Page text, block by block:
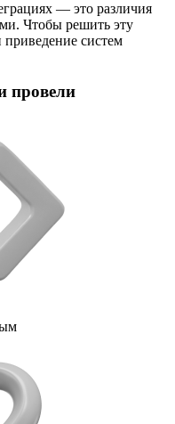
— это различия
Чтобы решить эту
приведение систем
провели